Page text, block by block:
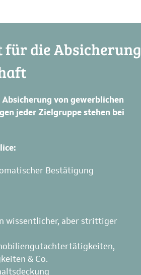
die Absicherung
von gewerblichen
jeder Zielgruppe stehen bei
Bestätigung
wissentlicher, aber strittiger
& Co.